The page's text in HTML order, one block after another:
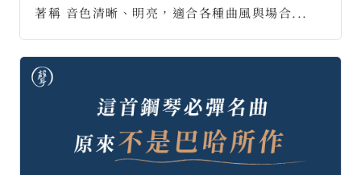
著稱 音色清晰、明亮，適合各種曲風與場合...